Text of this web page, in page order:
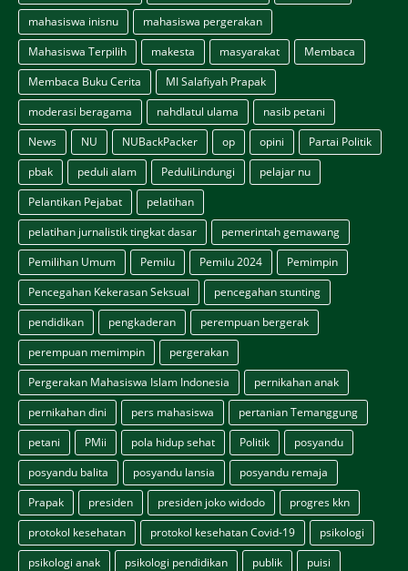
mahasiswa inisnu
mahasiswa pergerakan
Mahasiswa Terpilih
makesta masyarakat
Membaca
Membaca Buku Cerita
MI Salafiyah Prapak
moderasi beragama
nahdlatul ulama
nasib petani
News
NU NUBackPacker op opini
Partai Politik
pbak
peduli alam PeduliLindungi
pelajar nu
Pelantikan Pejabat
pelatihan
pelatihan jurnalistik tingkat dasar
pemerintah gemawang
Pemilihan Umum
Pemilu Pemilu 2024
Pemimpin
Pencegahan Kekerasan Seksual
pencegahan stunting
pendidikan
pengkaderan
perempuan bergerak
perempuan memimpin
pergerakan
Pergerakan Mahasiswa Islam Indonesia
pernikahan anak
pernikahan dini
pers mahasiswa
pertanian Temanggung
petani
PMii pola hidup sehat Politik
posyandu
posyandu balita
posyandu lansia
posyandu remaja
Prapak
presiden presiden joko widodo
progres kkn
protokol kesehatan
protokol kesehatan Covid-19
psikologi
psikologi anak
psikologi pendidikan publik
puisi